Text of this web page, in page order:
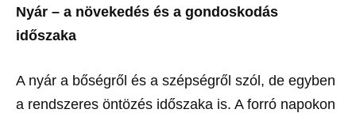
Nyár – a növekedés és a gondoskodás
időszaka
A nyár a bőségről és a szépségről szól, de egyben
a rendszeres öntözés időszaka is. A forró napokon